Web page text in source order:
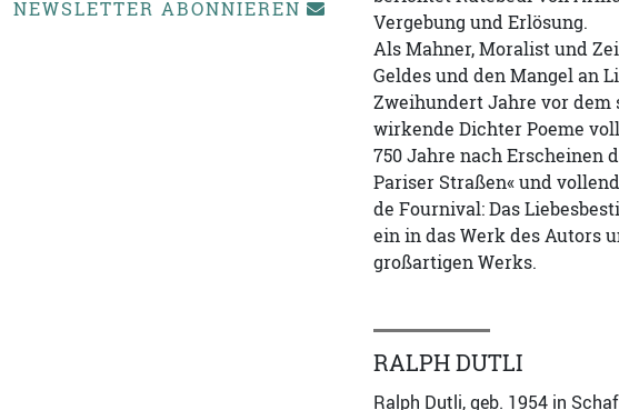
NEWSLETTER ABONNIEREN
Vergebung und Erlösung.
Als Mahner, Moralist und
Geldes und den Mangel an
Zweihundert Jahre vor
wirkende Dichter Poeme
750 Jahre nach Erscheinen
Pariser Straßen« und
de Fournival: Das
ein in das Werk des Autors
großartigen Werks.
RALPH DUTLI
Ralph Dutli, geb. 1954 in